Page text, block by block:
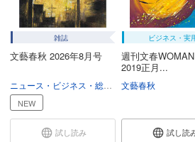
雑誌
文藝春秋 2026年8月号
総合
NEW
試し読み
ビジネス・実
週刊文春
2019正月...
文藝春秋
試し読